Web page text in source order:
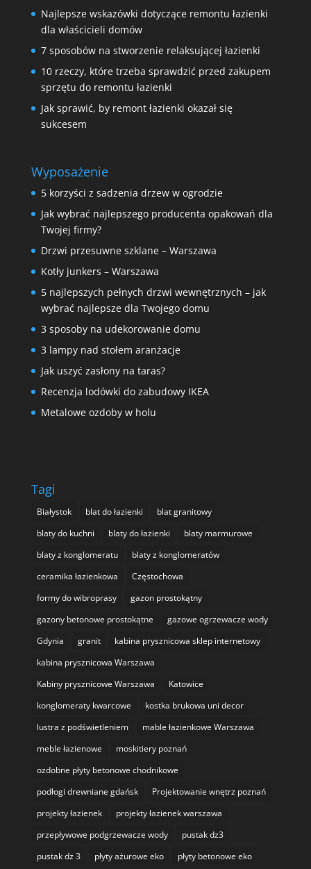
Najlepsze wskazówki dotyczące remontu łazienki
dla właścicieli domów
7 sposobów na stworzenie relaksującej łazienki
10 rzeczy, które trzeba sprawdzić przed zakupem
sprzętu do remontu łazienki
Jak sprawić, by remont łazienki okazał się
sukcesem
Wyposażenie
5 korzyści z sadzenia drzew w ogrodzie
Jak wybrać najlepszego producenta opakowań dla
Twojej firmy?
Drzwi przesuwne szklane – Warszawa
Kotły junkers – Warszawa
5 najlepszych pełnych drzwi wewnętrznych – jak
wybrać najlepsze dla Twojego domu
3 sposoby na udekorowanie domu
3 lampy nad stołem aranżacje
Jak uszyć zasłony na taras?
Recenzja lodówki do zabudowy IKEA
Metalowe ozdoby w holu
Tagi
Białystok blat do łazienki
blat granitowy
blaty do kuchni
blaty do łazienki
blaty marmurowe
blaty z konglomeratu
blaty z konglomeratów
ceramika łazienkowa
Częstochowa
formy do wibroprasy
gazon prostokątny
gazony betonowe prostokątne
gazowe ogrzewacze wody
Gdynia
granit
kabina prysznicowa sklep internetowy
kabina prysznicowa Warszawa
Kabiny prysznicowe Warszawa
Katowice
konglomeraty kwarcowe
kostka brukowa uni decor
lustra z podświetleniem
mable łazienkowe Warszawa
meble łazienowe
moskitiery poznań
ozdobne płyty betonowe chodnikowe
podłogi drewniane gdańsk
Projektowanie wnętrz poznań
projekty łazienek
projekty łazienek warszawa
przepływowe podgrzewacze wody
pustak dz3
pustak dz 3
płyty ażurowe eko płyty betonowe eko